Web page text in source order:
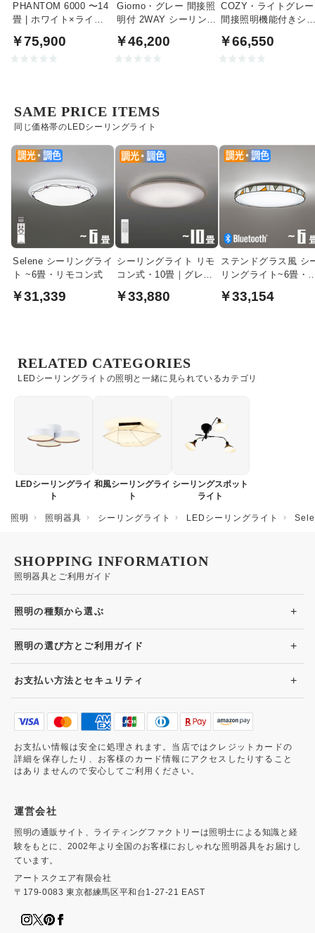
PHANTOM 6000 〜14
畳 | ホワイト×ライト
￥75,900
Giorno・グレー 間接照
明付 2WAY シーリング
ン付
￥46,200
COZY・ライトグレー
間接照明機能付きシ
￥66,550
同じ価格帯のLEDシーリングライト
SAME PRICE ITEMS
Selene シーリングライ
ト ~6畳・リモコン式
￥31,339
シーリングライト リモ
コン式・10畳｜グレイ
￥33,880
ステンドグラス風 シ
リングライト~6畳・
￥33,154
LEDシーリングライトの照明と一緒に見られているカテゴリ
RELATED CATEGORIES
LEDシーリングライ
ト
和風シーリングライ
ト
シーリングスポット
ライト
照明 照明器具 シーリングライト LEDシーリングライト
照明器具とご利用ガイド
SHOPPING INFORMATION
照明の種類から選ぶ +
照明の選び方とご利用ガイド +
お支払い方法とセキュリティ +
お支払い情報は安全に処理されます。当店ではクレジットカードの
詳細を保存したり、お客様のカード情報にアクセスしたりすること
はありませんので安心してご利用ください。
運営会社
照明の通販サイト、ライティングファクトリーは照明士による知識と経
験をもとに、2002年より全国のお客様におしゃれな照明器具をお届けし
ています。
アートスクエア有限会社
〒179-0083 東京都練馬区平和台1-27-21 EAST